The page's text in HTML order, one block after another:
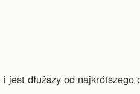
i jest dłuższy od najkrótszego